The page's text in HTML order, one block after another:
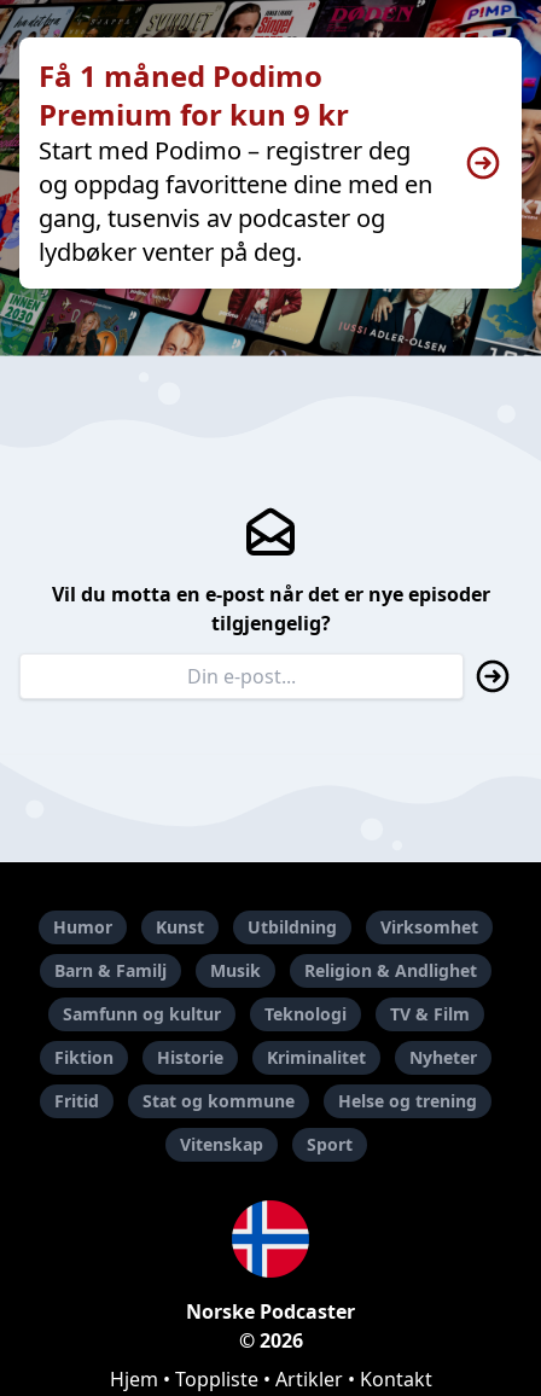
Få 1 måned Podimo
Premium for kun 9 kr
Start med Podimo – registrer deg
og oppdag favorittene dine med en
gang, tusenvis av podcaster og
lydbøker venter på deg.
Vil du motta en e-post når det er nye episoder
tilgjengelig?
Humor Kunst Utbildning
Virksomhet
Barn & Familj
Musik
Religion & Andlighet
Samfunn og kultur
Teknologi
TV & Film
Fiktion
Historie Kriminalitet
Nyheter
Fritid
Stat og kommune
Helse og trening
Vitenskap
Sport
Norske Podcaster
© 2026
Hjem • Toppliste• Artikler• Kontakt